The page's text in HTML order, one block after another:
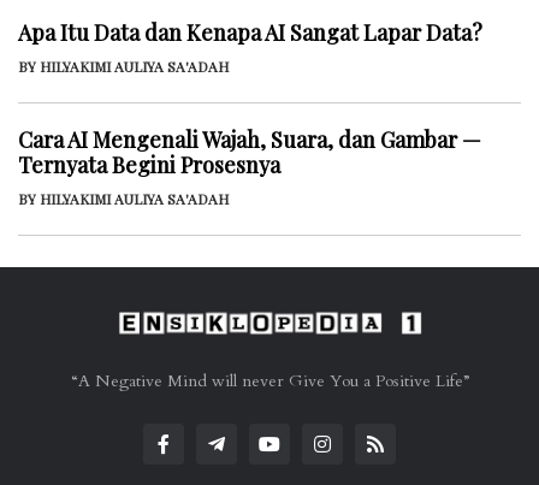
Apa Itu Data dan Kenapa AI Sangat Lapar Data?
BY HILYAKIMI AULIYA SA'ADAH
Cara AI Mengenali Wajah, Suara, dan Gambar —
Ternyata Begini Prosesnya
BY HILYAKIMI AULIYA SA'ADAH
“A Negative Mind will never Give You a Positive Life”